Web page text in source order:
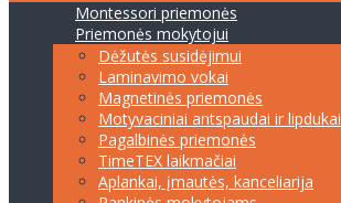
Montessori priemonės
Priemonės mokytojui
Dėžutės susidėjimui
Laminavimo vokai
Magnetinės priemonės
Motyvaciniai antspaudai ir lipdukai
Pagalbinės priemonės
TimeTEX laikmačiai
Aplankai, įmautės, kanceliarija